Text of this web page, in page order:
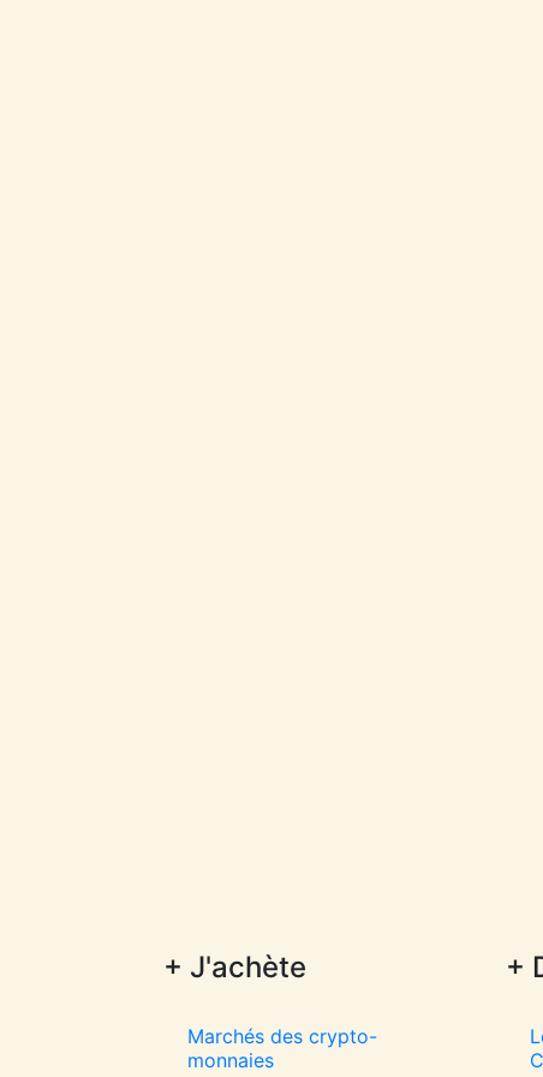
+ J'achète
Marchés des crypto-
monnaies
+